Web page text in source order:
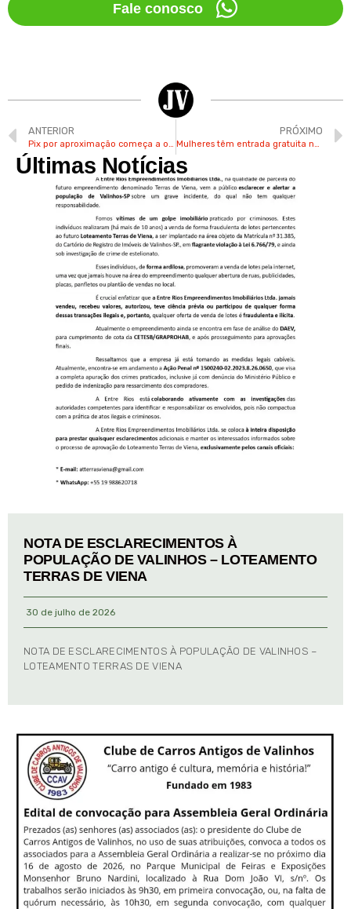
Fale conosco
ANTERIOR
Pix por aproximação começa a operar nesta sexta-feira
PRÓXIMO
Mulheres têm entrada gratuita no Hopi Hari no mês de março
Últimas Notícias
NOTA DE ESCLARECIMENTOS À
POPULAÇÃO DE VALINHOS – LOTEAMENTO
TERRAS DE VIENA
30 de julho de 2026
NOTA DE ESCLARECIMENTOS À POPULAÇÃO DE VALINHOS –
LOTEAMENTO TERRAS DE VIENA